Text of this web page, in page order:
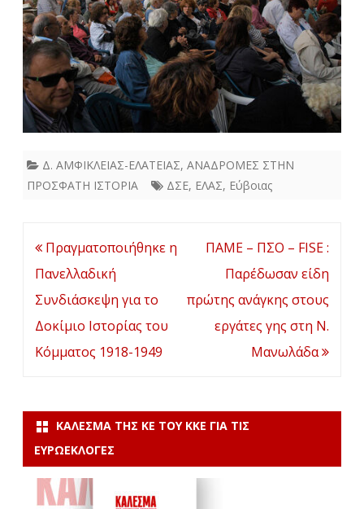
Δ. ΑΜΦΙΚΛΕΙΑΣ-ΕΛΑΤΕΙΑΣ, ΑΝΑΔΡΟΜΕΣ ΣΤΗΝ
ΠΡΟΣΦΑΤΗ ΙΣΤΟΡΙΑ
ΔΣΕ, ΕΛΑΣ, Εύβοιας
Πλοήγηση
άρθρων
Πραγματοποιήθηκε η
Πανελλαδική
Συνδιάσκεψη για το
Δοκίμιο Ιστορίας του
Κόμματος 1918-1949
ΠΑΜΕ – ΠΣΟ – FISE :
Παρέδωσαν είδη
πρώτης ανάγκης στους
εργάτες γης στη Ν.
Μανωλάδα
ΚΆΛΕΣΜΑ ΤΗΣ ΚΕ ΤΟΥ ΚΚΕ ΓΙΑ ΤΙΣ
ΕΥΡΩΕΚΛΟΓΈΣ